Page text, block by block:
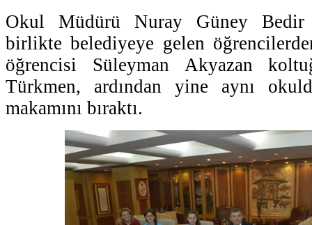
Okul Müdürü Nuray Güney Bedir
birlikte belediyeye gelen
öğrencisi Süleyman Akyazan
Türkmen, ardından yine aynı
makamını bıraktı.